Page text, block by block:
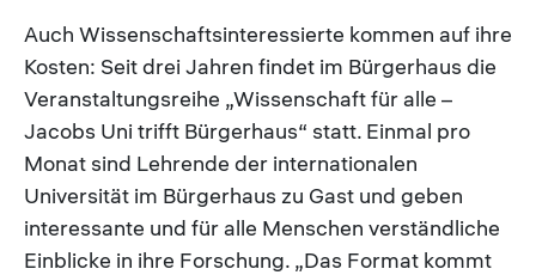
Auch Wissenschaftsinteressierte kommen auf ihre
Kosten: Seit drei Jahren findet im Bürgerhaus die
Veranstaltungsreihe „Wissenschaft für alle –
Jacobs Uni trifft Bürgerhaus“ statt. Einmal pro
Monat sind Lehrende der internationalen
Universität im Bürgerhaus zu Gast und geben
interessante und für alle Menschen verständliche
Einblicke in ihre Forschung. „Das Format kommt